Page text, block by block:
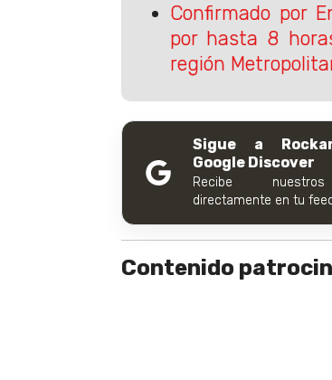
Confirmado por
por hasta 8
región
Sigue a
Google Discover
Recibe
directamente en tu
Contenido